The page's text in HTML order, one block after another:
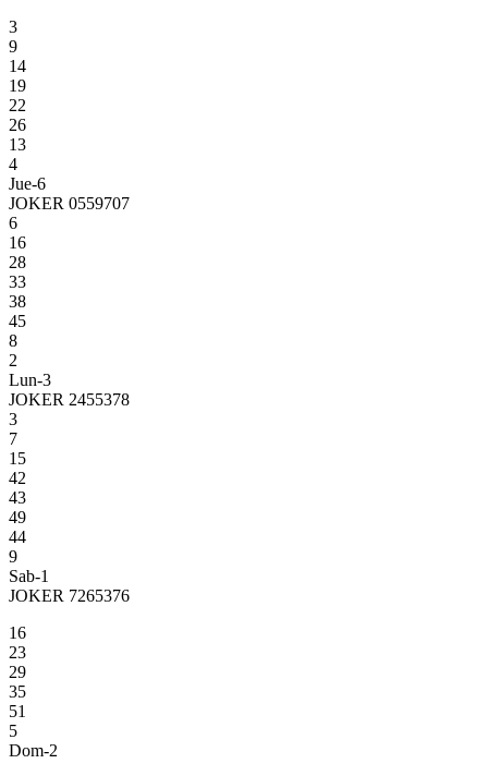
3
9
14
19
22
26
13
4
Jue-6
JOKER 0559707
6
16
28
33
38
45
8
2
Lun-3
JOKER 2455378
3
7
15
42
43
49
44
9
Sab-1
JOKER 7265376
16
23
29
35
51
5
Dom-2